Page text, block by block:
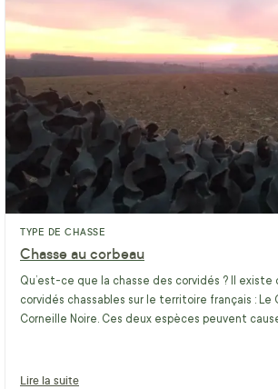
TYPE DE CHASSE
Chasse au corbeau
Qu’est-ce que la chasse des corvidés ? Il existe
corvidés chassables sur le territoire français : Le
Corneille Noire. Ces deux espèces peuvent
Lire la suite